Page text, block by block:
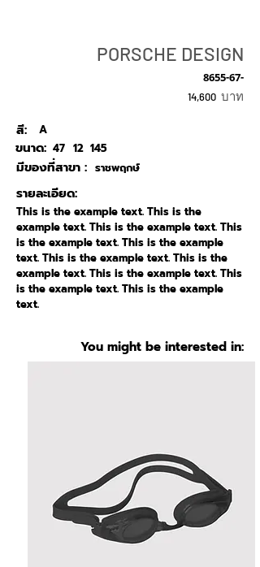
PORSCHE DESIGN
8655-67-
14,600 บาท
สี:
A
47
ขนาด: 12 145
ราชพฤกษ์
มีของที่สาขา :
รายละเอียด:
This is the example text. This is the
example text. This is the example text. This
is the example text. This is the example
text. This is the example text. This is the
example text. This is the example text. This
is the example text. This is the example
text.
You might be interested in: